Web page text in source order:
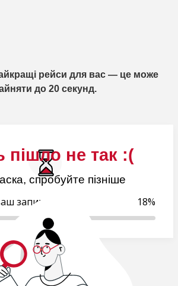
не так :(
спробуйте пізніше
рейси для вас — це може
до 20 секунд.
запит.. 18%